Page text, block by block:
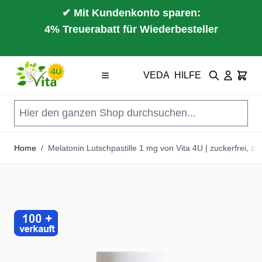
✔ Mit Kundenkonto sparen:
4% Treuerabatt für Wiederbesteller
Direkt zum Inhalt
VEDA HILFE Suche Cart
Home / Melatonin Lutschpastille 1 mg von Vita 4U | zuckerfrei,